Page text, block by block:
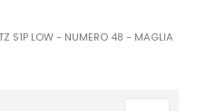
S1P LOW - NUMERO 48 - MAGLIA